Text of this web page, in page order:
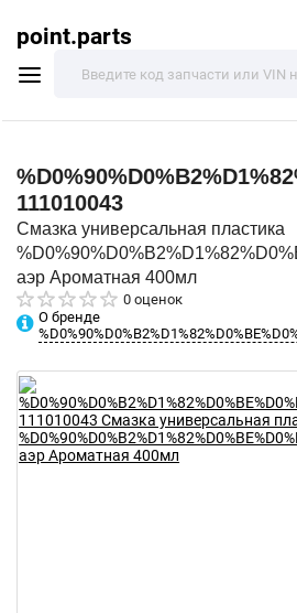
point.parts
111010043
Смазка универсальная пластика
аэр Ароматная 400мл
0 оценок
О бренде